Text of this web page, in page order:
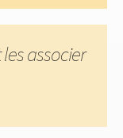
associer